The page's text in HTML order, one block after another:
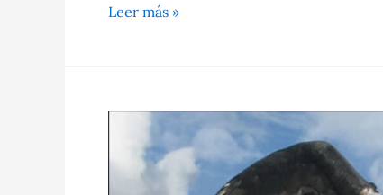
Descubre
características
básicas
Leer más »